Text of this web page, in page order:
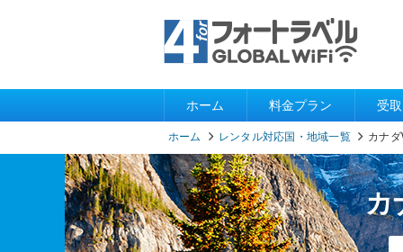
ホーム 料金プラン 受
ホーム レンタル対応国・地域一覧 カナ
カ